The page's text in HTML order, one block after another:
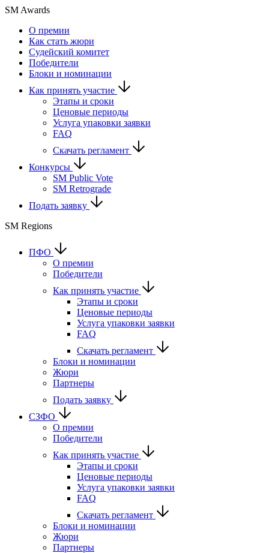
SM Awards
О премии
Как стать жюри
Судейский комитет
Победители
Блоки и номинации
Как принять участие
Этапы и сроки
Ценовые периоды
Услуга упаковки заявки
FAQ
Скачать регламент
Конкурсы
SM Public Vote
SM Retrograde
Подать заявку
SM Regions
ПФО
О премии
Победители
Как принять участие
Этапы и сроки
Ценовые периоды
Услуга упаковки заявки
FAQ
Скачать регламент
Блоки и номинации
Жюри
Партнеры
Подать заявку
СЗФО
О премии
Победители
Как принять участие
Этапы и сроки
Ценовые периоды
Услуга упаковки заявки
FAQ
Скачать регламент
Блоки и номинации
Жюри
Партнеры